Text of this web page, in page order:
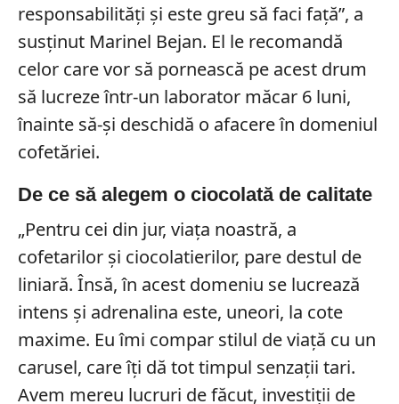
responsabilități și este greu să faci față”, a
susținut Marinel Bejan. El le recomandă
celor care vor să pornească pe acest drum
să lucreze într-un laborator măcar 6 luni,
înainte să-și deschidă o afacere în domeniul
cofetăriei.
De ce să alegem o ciocolată de calitate
„Pentru cei din jur, viața noastră, a
cofetarilor și ciocolatierilor, pare destul de
liniară. Însă, în acest domeniu se lucrează
intens și adrenalina este, uneori, la cote
maxime. Eu îmi compar stilul de viață cu un
carusel, care îți dă tot timpul senzații tari.
Avem mereu lucruri de făcut, investiții de